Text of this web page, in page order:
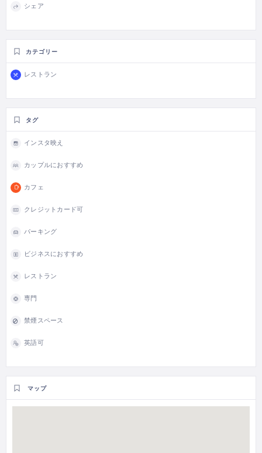
シェア
カテゴリー
レストラン
タグ
インスタ映え
カップルにおすすめ
カフェ
クレジットカード可
パーキング
ビジネスにおすすめ
レストラン
専門
禁煙スペース
英語可
マップ